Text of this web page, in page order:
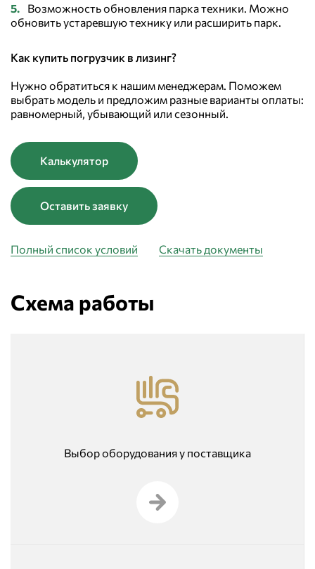
Возможность обновления парка техники. Можно
обновить устаревшую технику или расширить парк.
Как купить погрузчик в лизинг?
Нужно обратиться к нашим менеджерам. Поможем
выбрать модель и предложим разные варианты оплаты:
равномерный, убывающий или сезонный.
Калькулятор
Оставить заявку
Полный список условий Скачать документы
Схема работы
Выбор оборудования у поставщика